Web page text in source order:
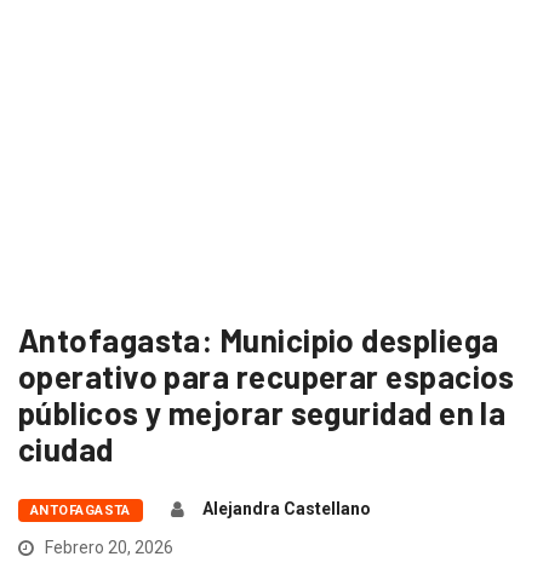
Antofagasta: Municipio despliega
operativo para recuperar espacios
públicos y mejorar seguridad en la
ciudad
ANTOFAGASTA
Alejandra Castellano
Febrero 20, 2026